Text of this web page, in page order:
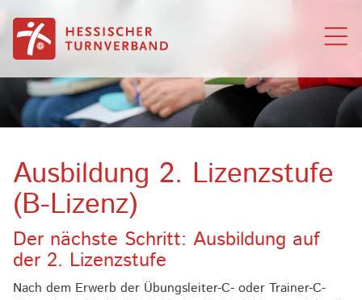
Ausbildung 2. Lizenzstufe
(B-Lizenz)
Der nächste Schritt: Ausbildung auf
der 2. Lizenzstufe
Nach dem Erwerb der Übungsleiter-C- oder Trainer-C-